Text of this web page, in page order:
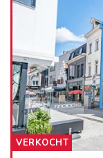
VERKOCHT